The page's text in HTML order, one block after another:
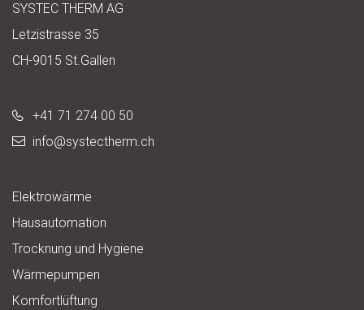
SYSTEC THERM AG
Letzistrasse 35
CH-9015 St.Gallen
+41 71 274 00 50
info@systectherm.ch
Elektrowärme
Hausautomation
Trocknung und Hygiene
Wärmepumpen
Komfortlüftung